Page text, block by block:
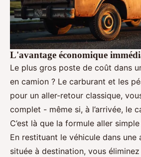
L'avantage économique
Le plus gros poste de coût dans
en camion ? Le carburant et les
pour un aller-retour classique,
complet - même si, à l’arrivée, le
C’est là que la formule aller
En restituant le véhicule dans une
située à destination, vous